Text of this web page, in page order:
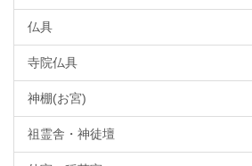
仏具
寺院仏具
神棚(お宮)
祖霊舎・神徒壇